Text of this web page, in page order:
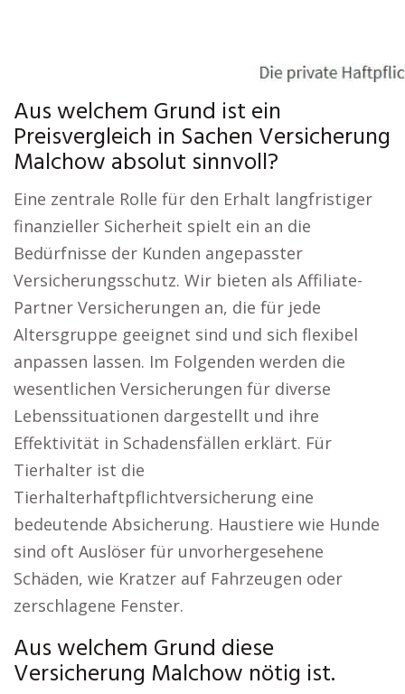
Aus welchem Grund ist ein
Preisvergleich in Sachen Versicherung
Malchow absolut sinnvoll?
Eine zentrale Rolle für den Erhalt langfristiger
finanzieller Sicherheit spielt ein an die
Bedürfnisse der Kunden angepasster
Versicherungsschutz. Wir bieten als Affiliate-
Partner Versicherungen an, die für jede
Altersgruppe geeignet sind und sich flexibel
anpassen lassen. Im Folgenden werden die
wesentlichen Versicherungen für diverse
Lebenssituationen dargestellt und ihre
Effektivität in Schadensfällen erklärt. Für
Tierhalter ist die
Tierhalterhaftpflichtversicherung eine
bedeutende Absicherung. Haustiere wie Hunde
sind oft Auslöser für unvorhergesehene
Schäden, wie Kratzer auf Fahrzeugen oder
zerschlagene Fenster.
Aus welchem Grund diese
Versicherung Malchow nötig ist.